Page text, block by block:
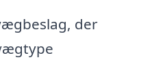
der